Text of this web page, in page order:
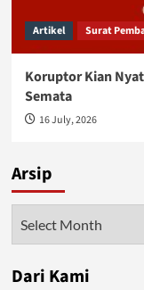
Artikel Surat
Koruptor Kian
Semata
16 July, 2026
Arsip
Dari Kami